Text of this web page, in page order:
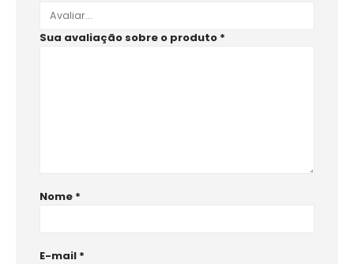
Sua avaliação sobre o produto *
Nome *
E-mail *